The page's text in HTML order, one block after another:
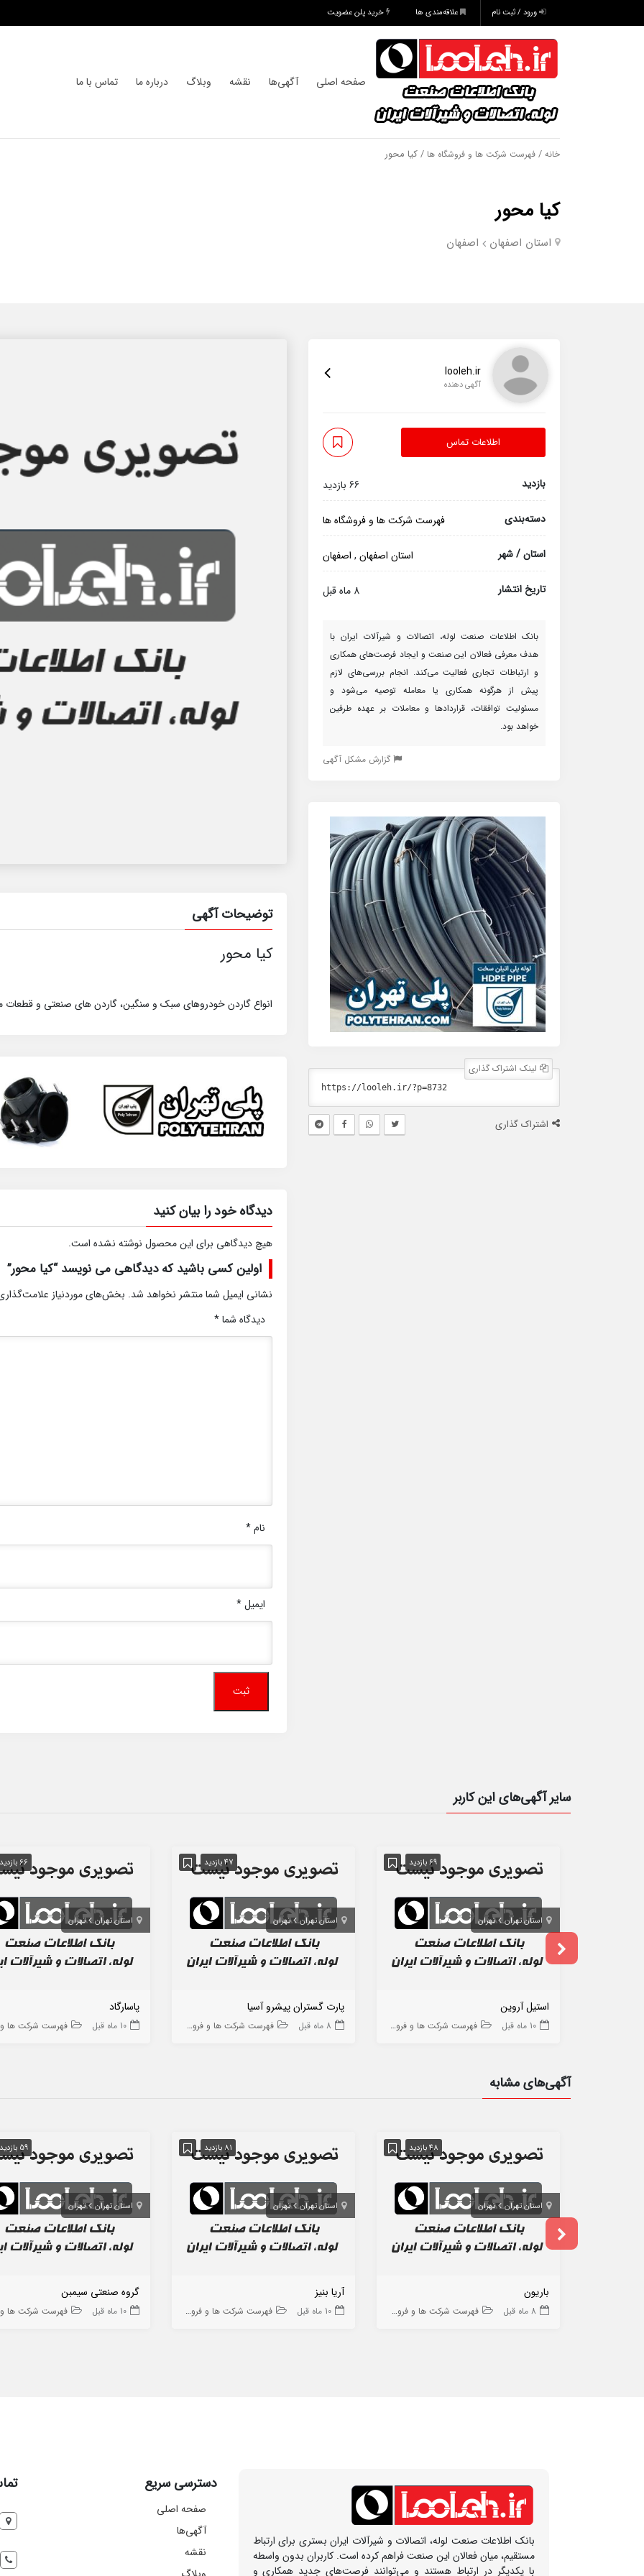
ورود / ثبت نام علاقه‌مندی ها خرید پلن عضویت
صفحه اصلی آگهی‌ها نقشه وبلاگ درباره ما تماس با ما
خانه / فهرست شرکت ها و فروشگاه ها / کیا محور
کیا محور
استان اصفهان اصفهان
looleh.ir
آگهی دهنده
اطلاعات تماس
بازدید 66 بازدید
دسته‌بندی فهرست شرکت ها و فروشگاه ها
استان / شهر استان اصفهان , اصفهان
تاریخ انتشار 8 ماه قبل
بانک اطلاعات صنعت لوله، اتصالات و شیرآلات ایران با
هدف معرفی فعالان این صنعت و ایجاد فرصت‌های همکاری
و ارتباطات تجاری فعالیت می‌کند. انجام بررسی‌های لازم
پیش از هرگونه همکاری یا معامله توصیه می‌شود و
مسئولیت توافقات، قراردادها و معاملات بر عهده طرفین
خواهد بود.
گزارش مشکل آگهی
لینک اشتراک گذاری
اشتراک گذاری
توضیحات آگهی
کیا محور
انواع گاردن خودروهای سبک و سنگین، گاردن های صنعتی و قطعات
دیدگاه خود را بیان کنید
هیچ دیدگاهی برای این محصول نوشته نشده است.
اولین کسی باشید که دیدگاهی می نویسد “کیا محور”
نشانی ایمیل شما منتشر نخواهد شد. بخش‌های موردنیاز
دیدگاه شما*
نام*
ایمیل*
سایر آگهی‌های این کاربر
69 بازدید
استان تهران تهران
استیل آروین
10 ماه قبل فهرست شرکت ها و فروشگاه ها
47 بازدید
استان تهران تهران
پارت گستران پیشرو آسیا
8 ماه قبل فهرست شرکت ها و فروشگاه ها
66 بازدید
استان تهران تهران
پاسارگاد
10 ماه قبل فهرست شرکت ها و
آگهی‌های مشابه
48 بازدید
استان تهران تهران
باریون
8 ماه قبل فهرست شرکت ها و فروشگاه ها
81 بازدید
استان تهران تهران
آریا بنیز
10 ماه قبل فهرست شرکت ها و فروشگاه ها
59 بازدید
استان تهران تهران
گروه صنعتی سیمبن
10 ماه قبل فهرست شرکت ها و
بانک اطلاعات صنعت لوله، اتصالات و شیرآلات ایران بستری برای ارتباط
مستقیم، میان فعالان این صنعت فراهم کرده است. کاربران بدون واسطه
با یکدیگر در ارتباط هستند و می‌توانند فرصت‌های جدید همکاری و
دسترسی سریع
صفحه اصلی
آگهی‌ها
نقشه